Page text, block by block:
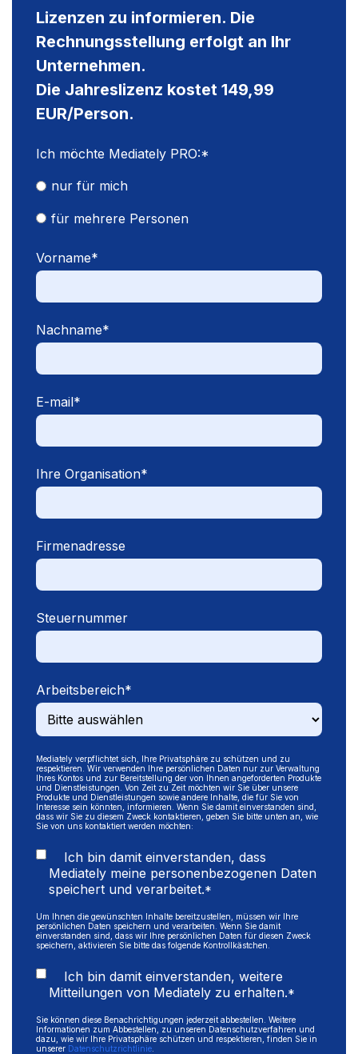
Lizenzen zu informieren. Die
Rechnungsstellung erfolgt an Ihr
Unternehmen.
Die Jahreslizenz kostet 149,99
EUR/Person.
Ich möchte Mediately PRO:*
nur für mich
für mehrere Personen
Vorname*
Nachname*
E-mail*
Ihre Organisation*
Firmenadresse
Steuernummer
Arbeitsbereich*
Mediately verpflichtet sich, Ihre Privatsphäre zu schützen und zu
respektieren. Wir verwenden Ihre persönlichen Daten nur zur Verwaltung
Ihres Kontos und zur Bereitstellung der von Ihnen angeforderten Produkte
und Dienstleistungen. Von Zeit zu Zeit möchten wir Sie über unsere
Produkte und Dienstleistungen sowie andere Inhalte, die für Sie von
Interesse sein könnten, informieren. Wenn Sie damit einverstanden sind,
dass wir Sie zu diesem Zweck kontaktieren, geben Sie bitte unten an, wie
Sie von uns kontaktiert werden möchten:
Ich bin damit einverstanden, dass
Mediately meine personenbezogenen Daten
speichert und verarbeitet.*
Um Ihnen die gewünschten Inhalte bereitzustellen, müssen wir Ihre
persönlichen Daten speichern und verarbeiten. Wenn Sie damit
einverstanden sind, dass wir Ihre persönlichen Daten für diesen Zweck
speichern, aktivieren Sie bitte das folgende Kontrollkästchen.
Ich bin damit einverstanden, weitere
Mitteilungen von Mediately zu erhalten.*
Sie können diese Benachrichtigungen jederzeit abbestellen. Weitere
Informationen zum Abbestellen, zu unseren Datenschutzverfahren und
dazu, wie wir Ihre Privatsphäre schützen und respektieren, finden Sie in
unserer Datenschutzrichtlinie